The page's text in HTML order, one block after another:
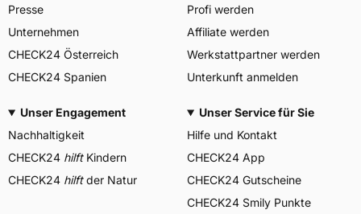
Presse
Unternehmen
CHECK24 Österreich
CHECK24 Spanien
Profi werden
Affiliate werden
Werkstattpartner werden
Unterkunft anmelden
Unser Engagement
Nachhaltigkeit
CHECK24 hilftKindern
CHECK24 hilftder Natur
Unser Service für Sie
Hilfe und Kontakt
CHECK24 App
CHECK24 Gutscheine
CHECK24 Smily Punkte